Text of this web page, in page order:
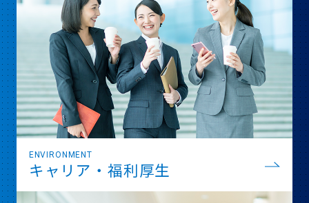
ENVIRONMENT
キャリア・福利厚生